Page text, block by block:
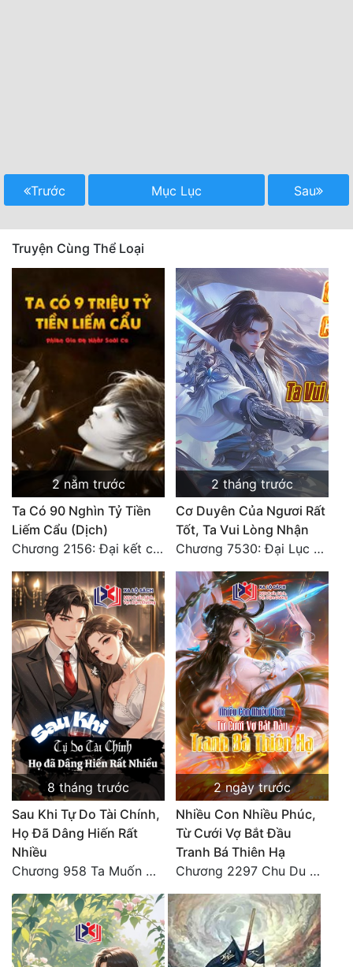
Trước Mục Lục Sau
Truyện Cùng Thể Loại
2 năm trước
Ta Có 90 Nghìn Tỷ Tiền
Liếm Cẩu (Dịch)
Chương 2156: Đại kết cục!!!
2 tháng trước
Cơ Duyên Của Ngươi Rất
Tốt, Ta Vui Lòng Nhận
Chương 7530: Đại Lục Khởi Nguyên – Kiến Thành 71
8 tháng trước
Sau Khi Tự Do Tài Chính,
Họ Đã Dâng Hiến Rất
Nhiều
Chương 958 Ta Muốn Cùng Các Cô Vĩnh Viễn Ở Bên Nhau (2) Hết
2 ngày trước
Nhiều Con Nhiều Phúc,
Từ Cưới Vợ Bắt Đầu
Tranh Bá Thiên Hạ
Chương 2297 Chu Du Du mang thai